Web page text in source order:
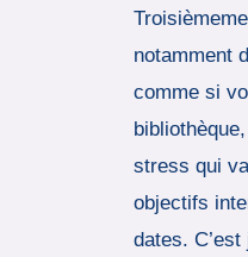
notamment
comme si
stress qui
objectifs
dates.